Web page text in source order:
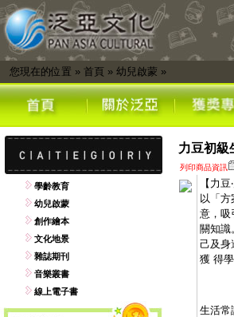
您現在的位置 » 首頁 » 幼兒啟蒙 »
學齡教育
幼兒啟蒙
創作繪本
文化地景
雜誌期刊
音樂叢書
線上電子書
力豆初級
列印商品資訊
【力
以「
意，吸
關知識
己及身
獲 得
生活常